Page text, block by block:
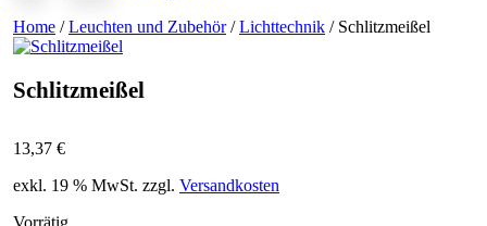
Home /Leuchten und Zubehör/Lichttechnik / Schlitzmeißel
Schlitzmeißel
13,37 €
exkl. 19 % MwSt. zzgl. Versandkosten